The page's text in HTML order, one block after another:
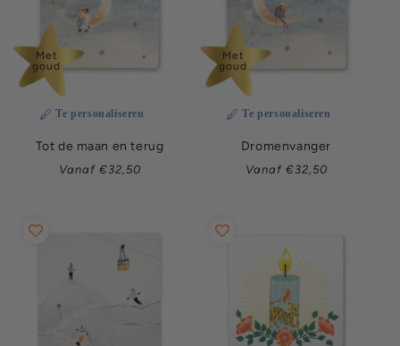
Met
goud
Te personaliseren
Tot de maan en terug
Normale
Vanaf €32,50
Met
goud
Te personaliseren
Dromenvanger
Normale
Vanaf €32,50